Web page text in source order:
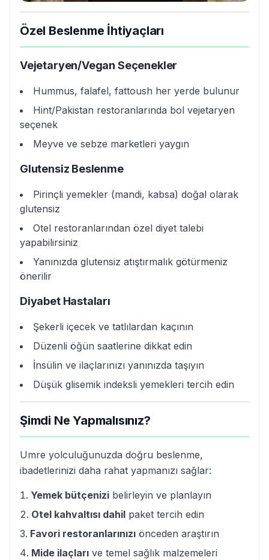
Özel Beslenme İhtiyaçları
Vejetaryen/Vegan Seçenekler
Hummus, falafel, fattoush her yerde bulunur
Hint/Pakistan restoranlarında bol vejetaryen
seçenek
Meyve ve sebze marketleri yaygın
Glutensiz Beslenme
Pirinçli yemekler (mandi, kabsa) doğal olarak
glutensiz
Otel restoranlarından özel diyet talebi
yapabilirsiniz
Yanınızda glutensiz atıştırmalık götürmeniz
önerilir
Diyabet Hastaları
Şekerli içecek ve tatlılardan kaçının
Düzenli öğün saatlerine dikkat edin
İnsülin ve ilaçlarınızı yanınızda taşıyın
Düşük glisemik indeksli yemekleri tercih edin
Şimdi Ne Yapmalısınız?
Umre yolculuğunuzda doğru beslenme,
ibadetlerinizi daha rahat yapmanızı sağlar:
Yemek bütçenizi belirleyin ve planlayın
Otel kahvaltısı dahil paket tercih edin
Favori restoranlarınızı önceden araştırın
Mide ilaçları ve temel sağlık malzemeleri